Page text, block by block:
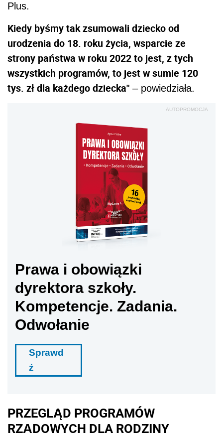
Plus.
Kiedy byśmy tak zsumowali dziecko od
urodzenia do 18. roku życia, wsparcie ze
strony państwa w roku 2022 to jest, z tych
wszystkich programów, to jest w sumie 120
tys. zł dla każdego dziecka" – powiedziała.
AUTOPROMOCJA
Prawa i obowiązki
dyrektora szkoły.
Kompetencje. Zadania.
Odwołanie
Sprawd
ź
PRZEGLĄD PROGRAMÓW
RZĄDOWYCH DLA RODZINY